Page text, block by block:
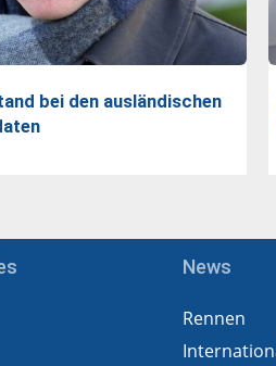
bei den ausländischen
News
Rennen